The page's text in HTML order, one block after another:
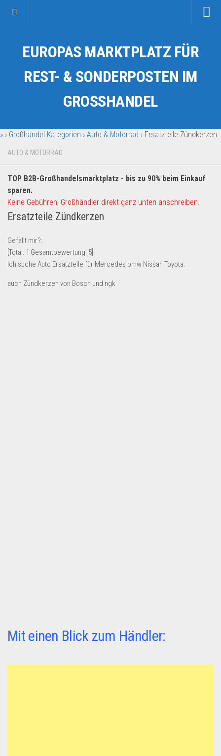
Kategorien
Auto & Motorrad
Fahrzeuge & Transport
Garten & Werkzeug
Geschäft, Büro & Schreibwaren
Geschenkartikel
Handy und Smartphone
Kosmetik & Pflege
Multimedia & Elektro
Münzen
Spielzeug & Games
EUROPAS MARKTPLATZ FÜR
REST- & SONDERPOSTEN IM
GROSSHANDEL
» › Großhandel Kategorien › Auto & Motorrad › Ersatzteile Zündkerzen
AUTO & MOTORRAD
TOP B2B-Großhandelsmarktplatz - bis zu 90% beim Einkauf
sparen.
Keine Gebühren, Großhändler direkt ganz unten anschreiben.
Ersatzteile Zündkerzen
Gefällt mir?:
[Total: 1 Gesamtbewertung: 5
Ich suche Auto Ersatzteile für Mercedes bmw Nissan Toyota.
auch Zündkerzen von Bosch und ngk
Mit einen Blick zum Händler: